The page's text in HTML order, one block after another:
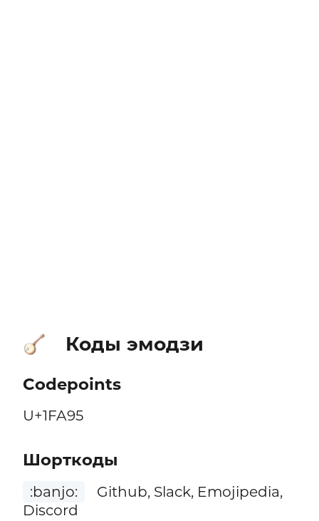
🪕 Коды эмодзи
Codepoints
U+1FA95
Шорткоды
:banjo:
Github, Slack, Emojipedia,
Discord